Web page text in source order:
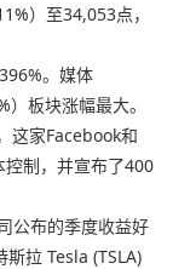
）至34,053点，
。媒体
板块涨幅最大。
这家Facebook和
制，并宣布了400
公布的季度收益好
拉 Tesla (TSLA)